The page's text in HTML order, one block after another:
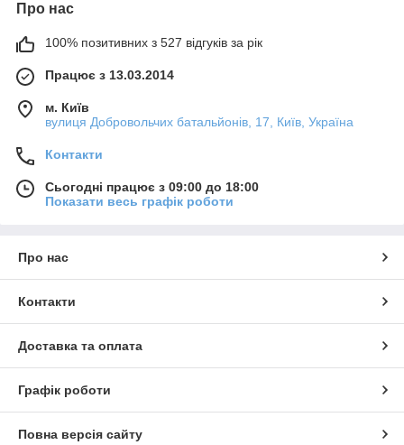
Про нас
100% позитивних з 527 відгуків за рік
Працює з 13.03.2014
м. Київ
вулиця Добровольчих батальйонів, 17, Київ, Україна
Контакти
Сьогодні працює з 09:00 до 18:00
Показати весь графік роботи
Про нас
Контакти
Доставка та оплата
Графік роботи
Повна версія сайту